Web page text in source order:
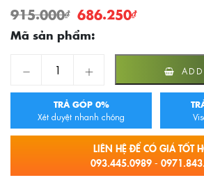
915.000₫ 686.250₫
Mã sản phẩm:
S171015-2B02-1 Tay Sen Tắm JOMOO
TRẢ GÓP 0%
Xét duyệt nhanh chóng
LIÊN HỆ ĐỂ CÓ GIÁ TỐT
093.445.0989 -